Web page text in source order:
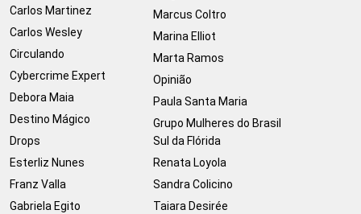
Carlos Martinez
Carlos Wesley
Circulando
Cybercrime Expert
Debora Maia
Destino Mágico
Drops
Esterliz Nunes
Franz Valla
Gabriela Egito
Marcus Coltro
Marina Elliot
Marta Ramos
Opinião
Paula Santa Maria
Grupo Mulheres do Brasil
Sul da Flórida
Renata Loyola
Sandra Colicino
Taiara Desirée